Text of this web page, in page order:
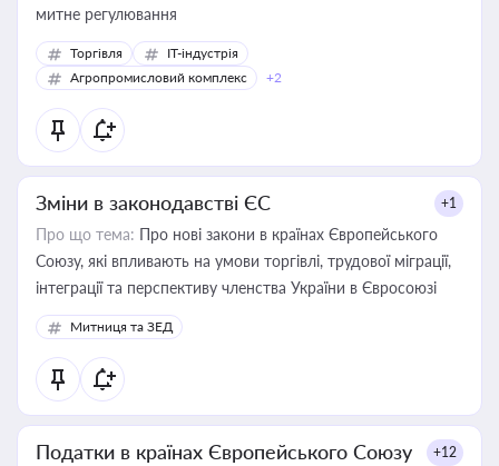
митне регулювання
Торгівля
IT-індустрія
Агропромисловий комплекс
+2
Зміни в законодавстві ЄС +1
Про що тема: Про нові закони в країнах Європейського
Союзу, які впливають на умови торгівлі, трудової міграції,
інтеграції та перспективу членства України в Євросоюзі
Митниця та ЗЕД
Податки в країнах Європейського Союзу +12